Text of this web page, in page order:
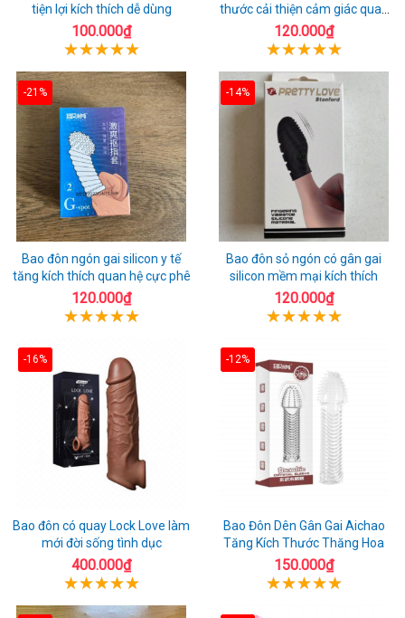
tiện lợi kích thích dễ dùng
100.000₫
thước cải thiện cảm giác quan
hệ
120.000₫
-21%
Bao đôn ngón gai silicon y tế
tăng kích thích quan hệ cực phê
120.000₫
-14%
Bao đôn sỏ ngón có gân gai
silicon mềm mại kích thích
120.000₫
-16%
Bao đôn có quay Lock Love làm
mới đời sống tình dục
400.000₫
-12%
Bao Đôn Dên Gân Gai Aichao
Tăng Kích Thước Thăng Hoa
150.000₫